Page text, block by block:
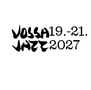
content
19.-
2027